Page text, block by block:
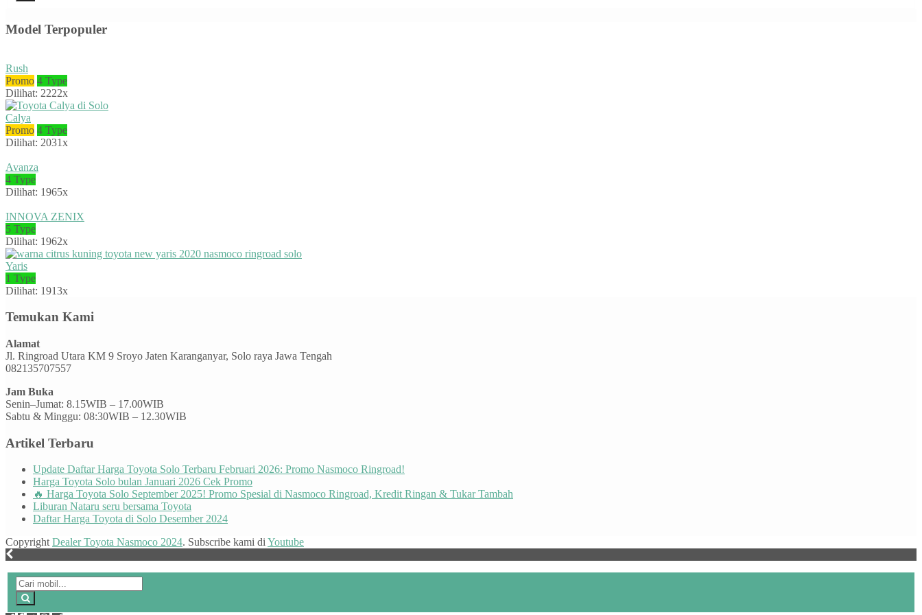
Model Terpopuler
Rush
Promo 4 Type
Dilihat: 2222x
Calya
Promo 4 Type
Dilihat: 2031x
Avanza
4 Type
Dilihat: 1965x
INNOVA ZENIX
5 Type
Dilihat: 1962x
Yaris
1 Type
Dilihat: 1913x
Temukan Kami
Alamat
Jl. Ringroad Utara KM 9 Sroyo Jaten Karanganyar, Solo raya Jawa Tengah
082135707557
Jam Buka
Senin–Jumat: 8.15WIB – 17.00WIB
Sabtu & Minggu: 08:30WIB – 12.30WIB
Artikel Terbaru
Update Daftar Harga Toyota Solo Terbaru Februari 2026: Promo Nasmoco Ringroad!
Harga Toyota Solo bulan Januari 2026 Cek Promo
🔥 Harga Toyota Solo September 2025! Promo Spesial di Nasmoco Ringroad, Kredit Ringan & Tukar Tambah
Liburan Nataru seru bersama Toyota
Daftar Harga Toyota di Solo Desember 2024
CopyrightDealer Toyota Nasmoco 2024. Subscribe kami diYoutube